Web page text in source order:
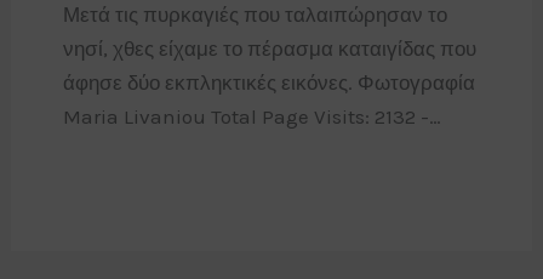
Μετά τις πυρκαγιές που ταλαιπώρησαν το
νησί, χθες είχαμε το πέρασμα καταιγίδας που
άφησε δύο εκπληκτικές εικόνες. Φωτογραφία
Maria Livaniou Total Page Visits: 2132 -…